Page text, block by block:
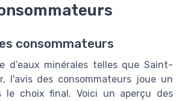
consommateurs
d’eaux minérales telles que Saint-
l'avis des consommateurs joue un
le choix final. Voici un aperçu des